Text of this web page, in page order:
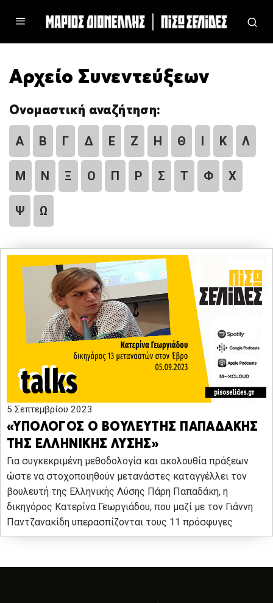
Αρχείο Συνεντεύξεων
Ονομαστική αναζήτηση:
Α Β Γ Δ Ε Ζ Η Θ Ι Κ Λ
Μ Ν Ξ Ο Π Ρ Σ Τ Φ Χ
Ψ Ω
5 Σεπτεμβρίου 2023
«ΥΠΟΛΟΓΟΣ Ο ΒΟΥΛΕΥΤΗΣ ΠΑΠΑΔΑΚΗΣ
ΤΗΣ ΕΛΛΗΝΙΚΗΣ ΛΥΣΗΣ»
Για συγκεκριμένη μεθοδολογία και ακολουθία πράξεων
ώστε να στοχοποιηθούν μετανάστες καταγγέλλει τον
βουλευτή της Ελληνικής Λύσης Πάρη Παπαδάκη, η
δικηγόρος Κατερίνα Γεωργιάδου, που μαζί με τον Γιάννη
Παντζανακίδη υπερασπίζονται τους 11 πρόσφυγες